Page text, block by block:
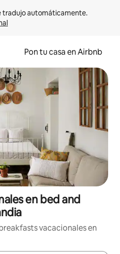
Pon tu casa en Airbnb
en bed and
vacacionales en